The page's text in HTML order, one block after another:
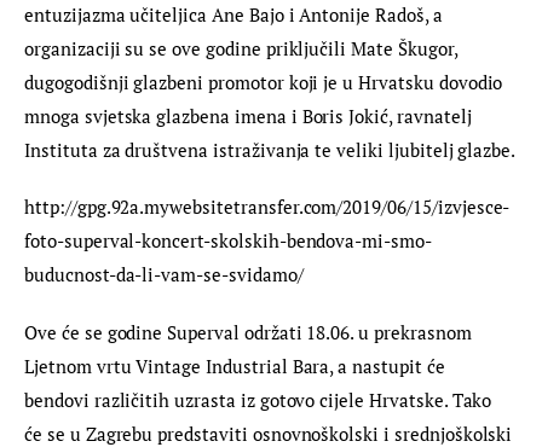
entuzijazma učiteljica Ane Bajo i Antonije Radoš, a
organizaciji su se ove godine priključili Mate Škugor,
dugogodišnji glazbeni promotor koji je u Hrvatsku dovodio
mnoga svjetska glazbena imena i Boris Jokić, ravnatelj
Instituta za društvena istraživanja te veliki ljubitelj glazbe.
http://gpg.92a.mywebsitetransfer.com/2019/06/15/izvjesce-
foto-superval-koncert-skolskih-bendova-mi-smo-
buducnost-da-li-vam-se-svidamo/
Ove će se godine Superval održati 18.06. u prekrasnom
Ljetnom vrtu Vintage Industrial Bara, a nastupit će
bendovi različitih uzrasta iz gotovo cijele Hrvatske. Tako
će se u Zagrebu predstaviti osnovnoškolski i srednjoškolski